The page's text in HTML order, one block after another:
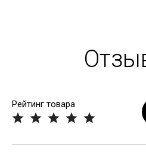
Рейтинг товара